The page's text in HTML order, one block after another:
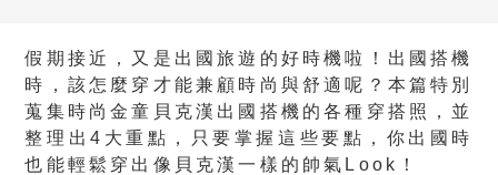
假期接近，又是出國旅遊的好時機啦！出國搭機
時，該怎麼穿才能兼顧時尚與舒適呢？本篇特別
蒐集時尚金童貝克漢出國搭機的各種穿搭照，並
整理出4大重點，只要掌握這些要點，你出國時
也能輕鬆穿出像貝克漢一樣的帥氣Look！